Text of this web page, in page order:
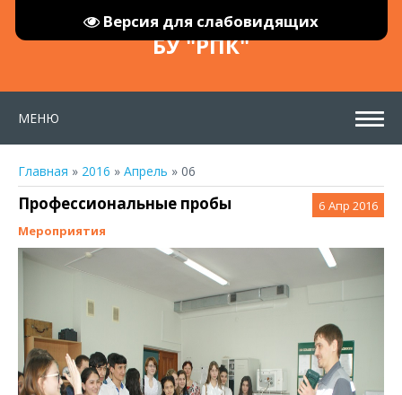
Версия для слабовидящих
БУ "РПК"
МЕНЮ
Главная » 2016 » Апрель » 06
6 Апр 2016
Профессиональные пробы
Мероприятия